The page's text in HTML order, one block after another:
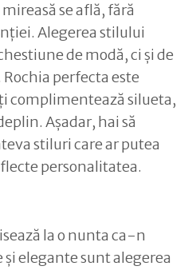
se află, fără
Alegerea stilului
de modă, ci și de
perfecta este
complimentează silueta,
Așadar, hai să
stiluri care ar putea
personalitatea.
la o nunta ca-n
elegante sunt alegerea